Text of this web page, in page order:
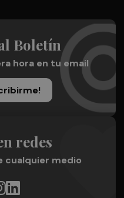
Boletín
hora en tu email
redes
cualquier medio